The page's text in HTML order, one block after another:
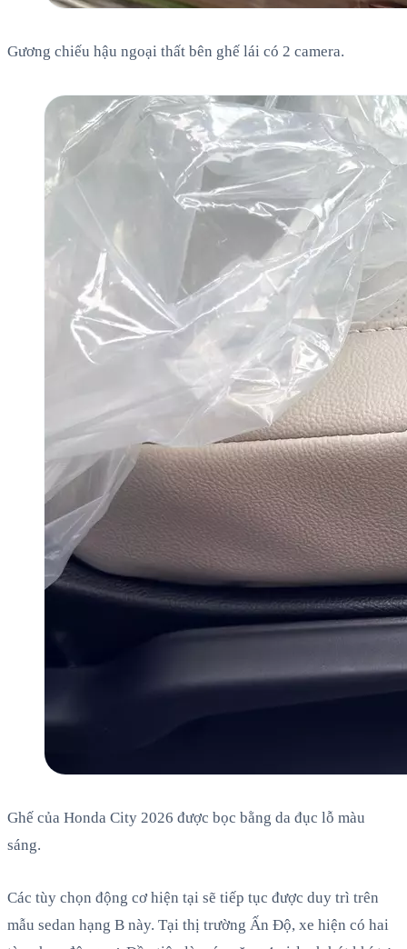
Gương chiếu hậu ngoại thất bên ghế lái có 2 camera.
Ghế của Honda City 2026 được bọc bằng da đục lỗ màu
sáng.
Các tùy chọn động cơ hiện tại sẽ tiếp tục được duy trì trên
mẫu sedan hạng B này. Tại thị trường Ấn Độ, xe hiện có hai